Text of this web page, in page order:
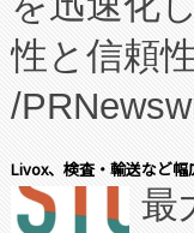
に、患者
キー方式
す。
患者にと
性と信頼
/
会社エー
President
Livox、検査・輸送など幅
最